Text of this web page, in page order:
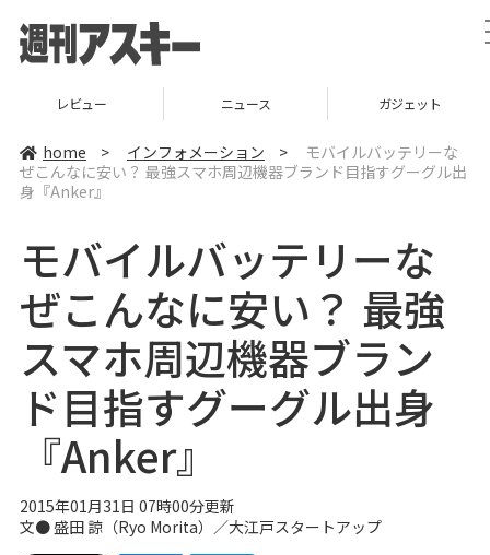
レビュー ニュース ガジェット
home > インフォメーション >
モバイルバッテリーな
ぜこんなに安い？ 最強スマホ周辺機器ブランド目指すグーグル出
身『Anker』
モバイルバッテリーな
ぜこんなに安い？ 最強
スマホ周辺機器ブラン
ド目指すグーグル出身
『Anker』
2015年01月31日 07時00分更新
文● 盛田 諒（Ryo Morita）／大江戸スタートアップ